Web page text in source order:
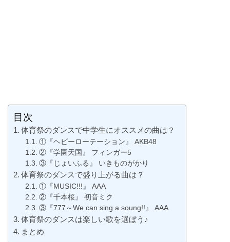
目次
体育祭のダンスで中学生にオススメの曲は？
①『ヘビーローテーション』 AKB48
②『学園天国』 フィンガー5
③『じょいふる』 いきものがかり
体育祭のダンスで盛り上がる曲は？
①『MUSIC!!!』 AAA
②『千本桜』 初音ミク
③『777～We can sing a soung!!』 AAA
体育祭のダンスは楽しい歌を選ぼう♪
まとめ